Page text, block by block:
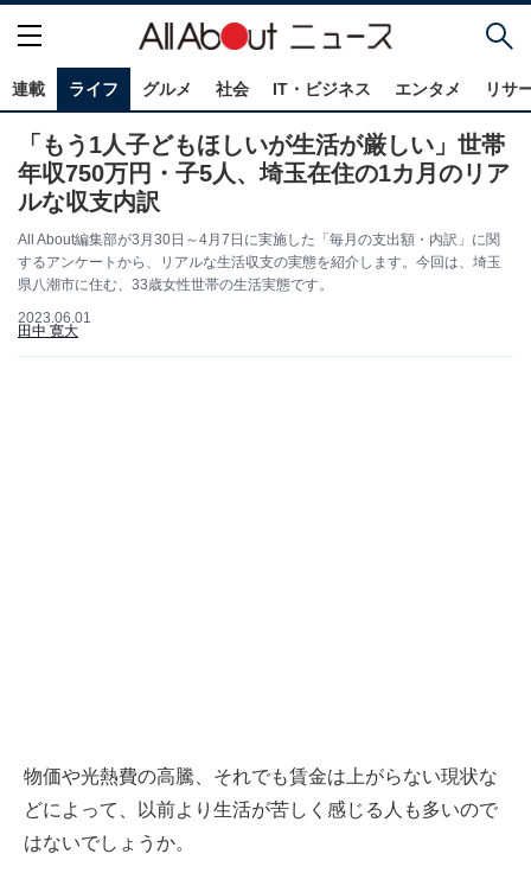
連載 ライフ グルメ 社会 IT・ビジネス エンタメ リサ
「もう1人子どもほしいが生活が厳しい」世帯
年収750万円・子5人、埼玉在住の1カ月のリア
ルな収支内訳
All About編集部が3月30日～4月7日に実施した「毎月の支出額・内訳」に関
するアンケートから、リアルな生活収支の実態を紹介します。今回は、埼玉
県八潮市に住む、33歳女性世帯の生活実態です。
2023.06.01
田中 寛大
物価や光熱費の高騰、それでも賃金は上がらない現状な
どによって、以前より生活が苦しく感じる人も多いので
はないでしょうか。